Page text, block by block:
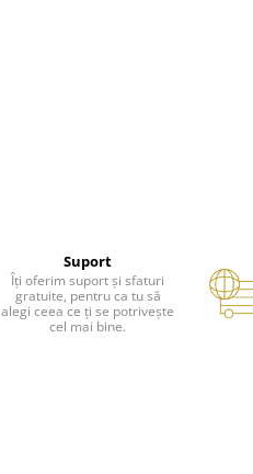
Suport
Îți oferim suport și sfaturi
gratuite, pentru ca tu să
alegi ceea ce ți se potrivește
cel mai bine.